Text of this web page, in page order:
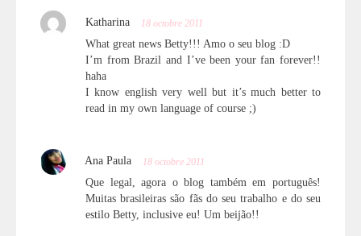
Katharina 18 octobre 2011
What great news Betty!!! Amo o seu blog :D
I’m from Brazil and I’ve been your fan forever!!
haha
I know english very well but it’s much better to
read in my own language of course ;)
Ana Paula 18 octobre 2011
Que legal, agora o blog também em português!
Muitas brasileiras são fãs do seu trabalho e do seu
estilo Betty, inclusive eu! Um beijão!!